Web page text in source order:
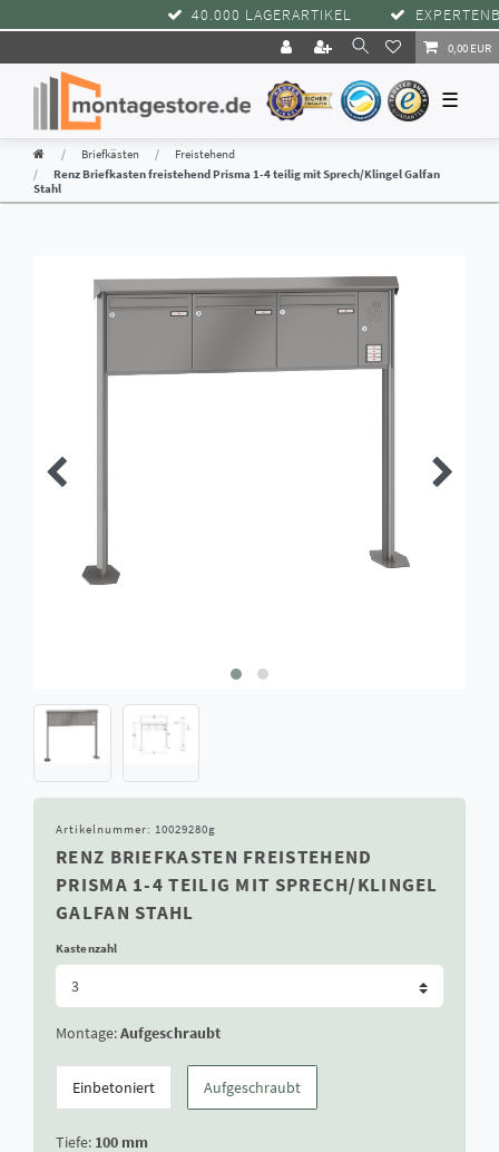
40.000 LAGERARTIKEL
0,00 EUR
☰
Briefkästen
Freistehend
Renz Briefkasten freistehend Prisma 1-4 teilig mit Sprech/Klingel Galfan
Stahl
Artikelnummer: 10029280g
RENZ BRIEFKASTEN FREISTEHEND
PRISMA 1-4 TEILIG MIT SPRECH/KLINGEL
GALFAN STAHL
Kastenzahl
Montage:Aufgeschraubt
Einbetoniert Aufgeschraubt
Tiefe: 100 mm